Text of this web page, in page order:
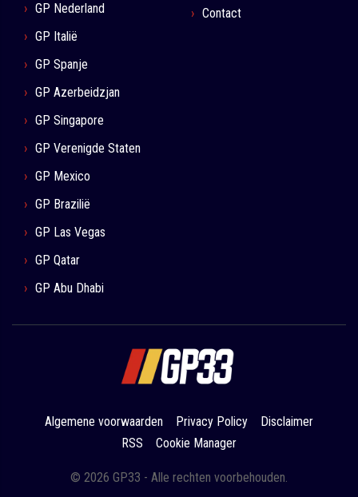
GP Nederland
GP Italië
GP Spanje
GP Azerbeidzjan
GP Singapore
GP Verenigde Staten
GP Mexico
GP Brazilië
GP Las Vegas
GP Qatar
GP Abu Dhabi
Contact
Algemene voorwaarden Privacy Policy
Disclaimer
RSS
Cookie Manager
© 2026 GP33 - Alle rechten voorbehouden.